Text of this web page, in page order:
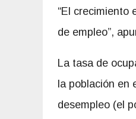
“El crecimiento
de empleo”,
La tasa de
la población
desempleo (el